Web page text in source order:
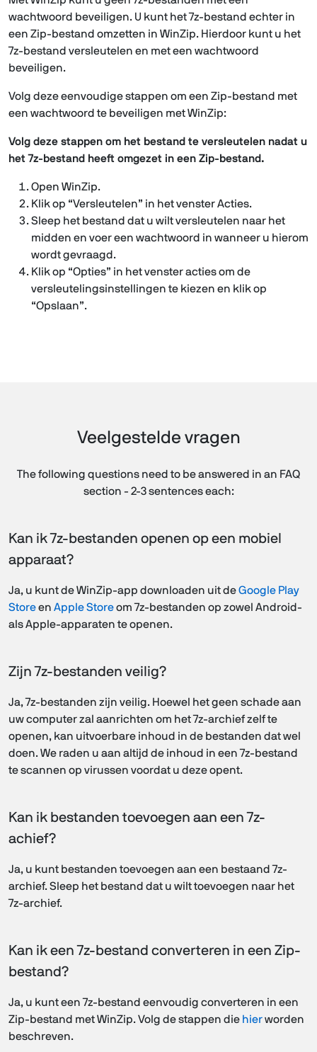
wachtwoord beveiligen. U kunt het 7z-bestand echter in
een Zip-bestand omzetten in WinZip. Hierdoor kunt u het
7z-bestand versleutelen en met een wachtwoord
beveiligen.
Volg deze eenvoudige stappen om een Zip-bestand met
een wachtwoord te beveiligen met WinZip:
Volg deze stappen om het bestand te versleutelen nadat u
het 7z-bestand heeft omgezet in een Zip-bestand.
Open WinZip.
Klik op “Versleutelen” in het venster Acties.
Sleep het bestand dat u wilt versleutelen naar het
midden en voer een wachtwoord in wanneer u hierom
wordt gevraagd.
Klik op “Opties” in het venster acties om de
versleutelingsinstellingen te kiezen en klik op
“Opslaan”.
Veelgestelde vragen
The following questions need to be answered in an FAQ
section - 2-3 sentences each:
Kan ik 7z-bestanden openen op een mobiel
apparaat?
Ja, u kunt de WinZip-app downloaden uit deGoogle Play
Storeen Apple Storeom 7z-bestanden op zowel Android-
als Apple-apparaten te openen.
Zijn 7z-bestanden veilig?
Ja, 7z-bestanden zijn veilig. Hoewel het geen schade aan
uw computer zal aanrichten om het 7z-archief zelf te
openen, kan uitvoerbare inhoud in de bestanden dat wel
doen. We raden u aan altijd de inhoud in een 7z-bestand
te scannen op virussen voordat u deze opent.
Kan ik bestanden toevoegen aan een 7z-
achief?
Ja, u kunt bestanden toevoegen aan een bestaand 7z-
archief. Sleep het bestand dat u wilt toevoegen naar het
7z-archief.
Kan ik een 7z-bestand converteren in een Zip-
bestand?
Ja, u kunt een 7z-bestand eenvoudig converteren in een
Zip-bestand met WinZip. Volg de stappen die hierworden
beschreven.